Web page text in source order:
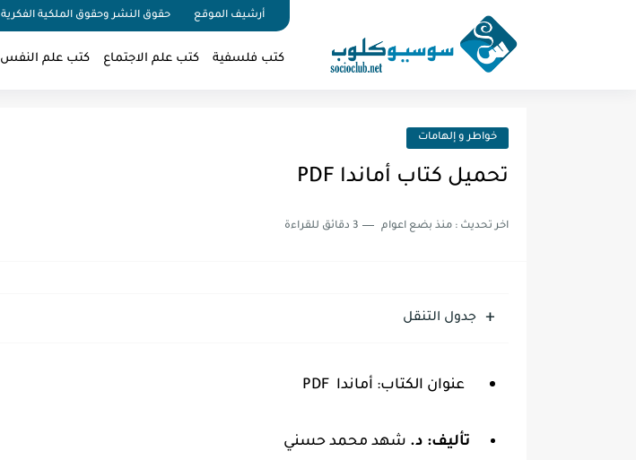
أرشيف الموقع حقوق النشر وحقوق الملكية الفكرية
كتب فلسفية كتب علم الاجتماع كتب علم النفس
خواطر و إلهامات
تحميل كتاب أماندا PDF
اخر تحديث : منذ بضع اعوام 3 دقائق للقراءة
جدول التنقل
عنوان الكتاب: أماندا PDF
تأليف: د. شهد محمد حسني